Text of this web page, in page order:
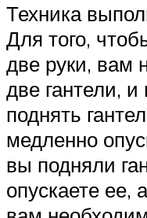
Техника
Для того,
две руки, вам
две гантели,
поднять
медленно
вы подняли
опускаете ее,